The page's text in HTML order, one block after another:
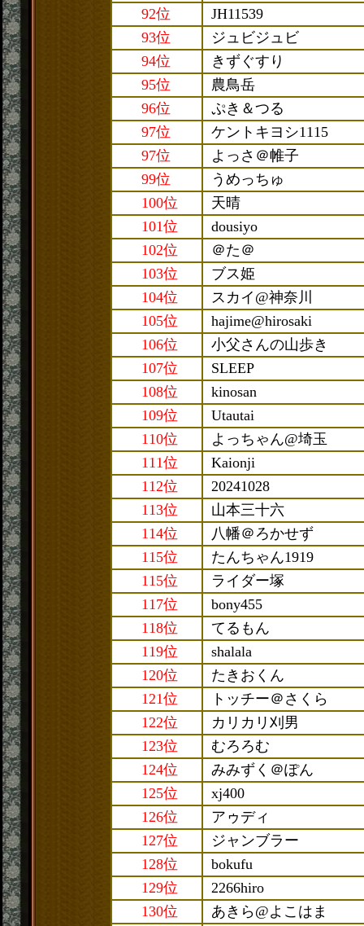
92位
JH11539
93位
ジュビジュビ
94位
きずぐすり
95位
農鳥岳
96位
ぷき＆つる
97位
ケントキヨシ1115
97位
よっさ＠帷子
99位
うめっちゅ
100位
天晴
101位
dousiyo
102位
＠た＠
103位
ブス姫
104位
スカイ@神奈川
105位
hajime@hirosaki
106位
小父さんの山歩き
107位
SLEEP
108位
kinosan
109位
Utautai
110位
よっちゃん@埼玉
111位
Kaionji
112位
20241028
113位
山本三十六
114位
八幡＠ろかせず
115位
たんちゃん1919
115位
ライダー塚
117位
bony455
118位
てるもん
119位
shalala
120位
たきおくん
121位
トッチー＠さくら
122位
カリカリ刈男
123位
むろろむ
124位
みみずく＠ぽん
125位
xj400
126位
アゥディ
127位
ジャンブラー
128位
bokufu
129位
2266hiro
130位
あきら@よこはま